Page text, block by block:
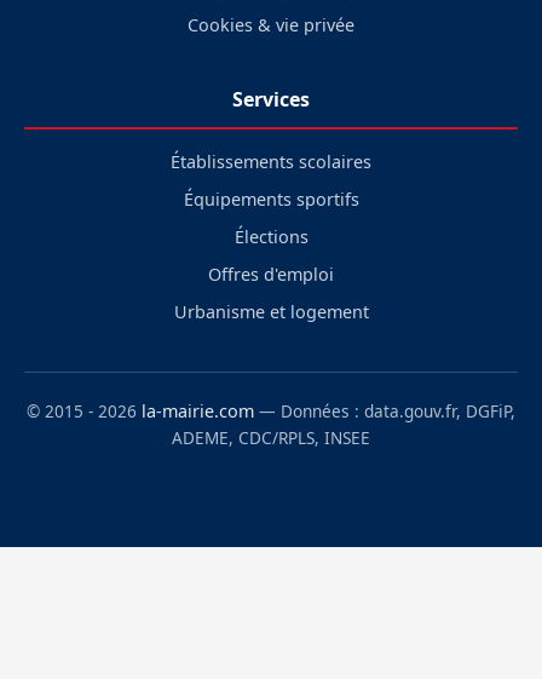
Cookies & vie privée
Services
Établissements scolaires
Équipements sportifs
Élections
Offres d'emploi
Urbanisme et logement
© 2015 - 2026 la-mairie.com — Données : data.gouv.fr, DGFiP,
ADEME, CDC/RPLS, INSEE